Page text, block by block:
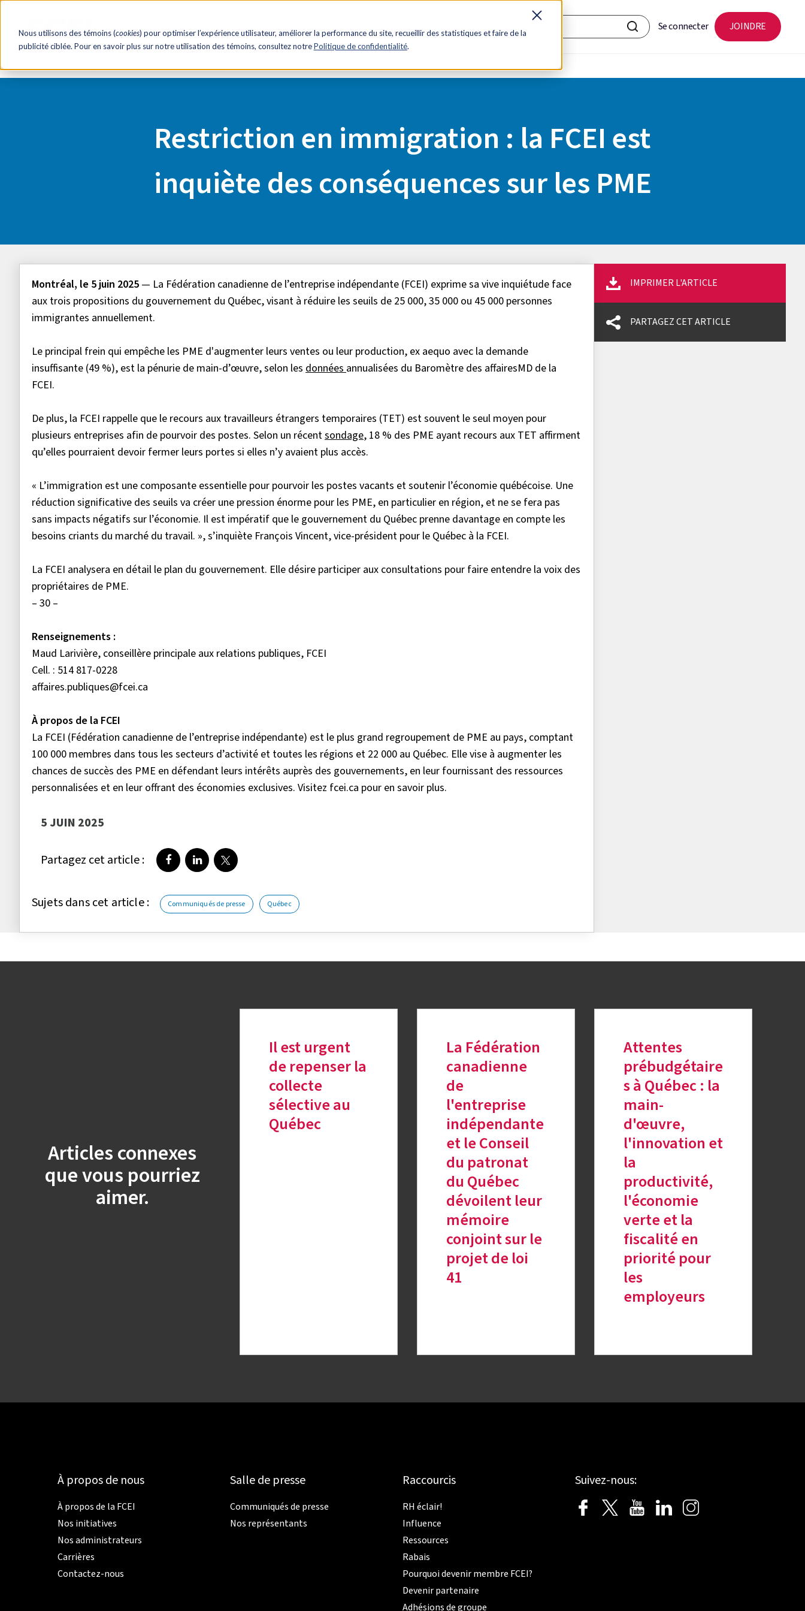
Nous utilisons des témoins (cookies) pour optimiser l’expérience utilisateur, améliorer la performance du site, recueillir des statistiques et faire de la
publicité ciblée. Pour en savoir plus sur notre utilisation des témoins, consultez notrePolitique de confidentialité.
Se connecter JOINDRE
Restriction en immigration : la FCEI est
inquiète des conséquences sur les PME
Montréal, le 5 juin 2025 — La Fédération canadienne de l’entreprise indépendante (FCEI) exprime sa vive inquiétude face
aux trois propositions du gouvernement du Québec, visant à réduire les seuils de 25 000, 35 000 ou 45 000 personnes
immigrantes annuellement.
Le principal frein qui empêche les PME d'augmenter leurs ventes ou leur production, ex aequo avec la demande
insuffisante (49 %), est la pénurie de main-d’œuvre, selon les donnéesannualisées du Baromètre des affairesMD de la
FCEI.
De plus, la FCEI rappelle que le recours aux travailleurs étrangers temporaires (TET) est souvent le seul moyen pour
plusieurs entreprises afin de pourvoir des postes. Selon un récentsondage, 18 % des PME ayant recours aux TET affirment
qu’elles pourraient devoir fermer leurs portes si elles n’y avaient plus accès.
« L’immigration est une composante essentielle pour pourvoir les postes vacants et soutenir l’économie québécoise. Une
réduction significative des seuils va créer une pression énorme pour les PME, en particulier en région, et ne se fera pas
sans impacts négatifs sur l’économie. Il est impératif que le gouvernement du Québec prenne davantage en compte les
besoins criants du marché du travail. », s’inquiète François Vincent, vice-président pour le Québec à la FCEI.
La FCEI analysera en détail le plan du gouvernement. Elle désire participer aux consultations pour faire entendre la voix des
propriétaires de PME.
– 30 –
Renseignements :
Maud Larivière, conseillère principale aux relations publiques, FCEI
Cell. : 514 817-0228
affaires.publiques@fcei.ca
À propos de la FCEI
La FCEI (Fédération canadienne de l’entreprise indépendante) est le plus grand regroupement de PME au pays, comptant
100 000 membres dans tous les secteurs d’activité et toutes les régions et 22 000 au Québec. Elle vise à augmenter les
chances de succès des PME en défendant leurs intérêts auprès des gouvernements, en leur fournissant des ressources
personnalisées et en leur offrant des économies exclusives. Visitez fcei.ca pour en savoir plus.
5 JUIN 2025
Partagez cet article : Partager sur Facebook
Partager sur LinkedIn
Partager sur Twitter
Sujets dans cet article : Communiqués de presse Québec
IMPRIMER L'ARTICLE
PARTAGEZ CET ARTICLE
Articles connexes
que vous pourriez
aimer.
Il est urgent
de repenser la
collecte
sélective au
Québec
La Fédération
canadienne
de
l'entreprise
indépendante
et le Conseil
du patronat
du Québec
dévoilent leur
mémoire
conjoint sur le
projet de loi
41
Attentes
prébudgétaire
s à Québec : la
main-
d'œuvre,
l'innovation et
la
productivité,
l'économie
verte et la
fiscalité en
priorité pour
les
employeurs
À propos de nous
À propos de la FCEI
Nos initiatives
Nos administrateurs
Carrières
Contactez-nous
Salle de presse
Communiqués de presse
Nos représentants
Raccourcis
RH éclair!
Influence
Ressources
Rabais
Pourquoi devenir membre FCEI?
Devenir partenaire
Adhésions de groupe
Suivez-nous: